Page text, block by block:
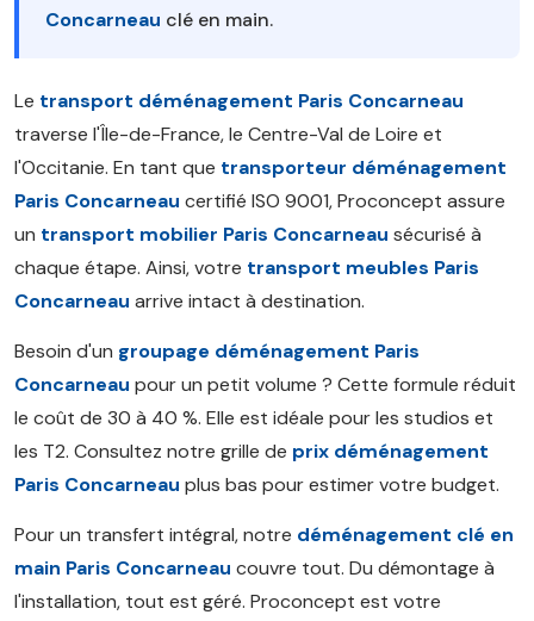
Concarneau clé en main.
Le transport déménagement Paris Concarneau
traverse l'Île-de-France, le Centre-Val de Loire et
l'Occitanie. En tant que transporteur déménagement
Paris Concarneau certifié ISO 9001, Proconcept assure
un transport mobilier Paris Concarneau sécurisé à
chaque étape. Ainsi, votre transport meubles Paris
Concarneau arrive intact à destination.
Besoin d'un groupage déménagement Paris
Concarneau pour un petit volume ? Cette formule réduit
le coût de 30 à 40 %. Elle est idéale pour les studios et
les T2. Consultez notre grille de prix déménagement
Paris Concarneau plus bas pour estimer votre budget.
Pour un transfert intégral, notre déménagement clé en
main Paris Concarneau couvre tout. Du démontage à
l'installation, tout est géré. Proconcept est votre